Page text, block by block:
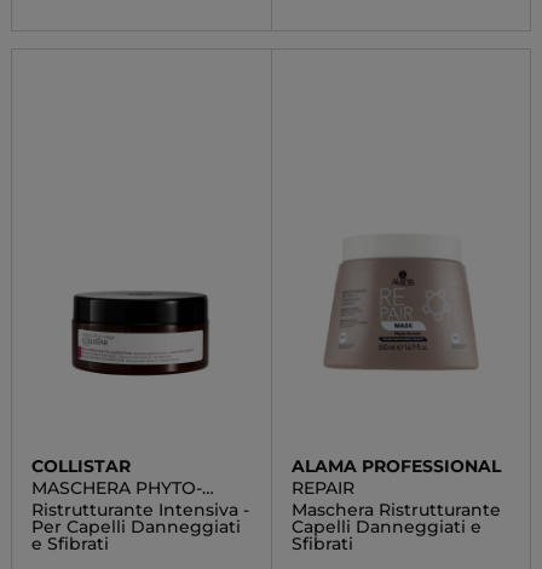
COLLISTAR
MASCHERA PHYTO-
CHERATINA
Ristrutturante Intensiva -
Per Capelli Danneggiati
e Sfibrati
ALAMA PROFESSIONAL
REPAIR
Maschera Ristrutturante
Capelli Danneggiati e
Sfibrati